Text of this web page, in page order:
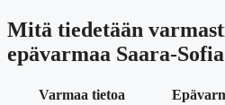
Mitä tiedetään
epävarmaa Saara-
Varmaa tietoa